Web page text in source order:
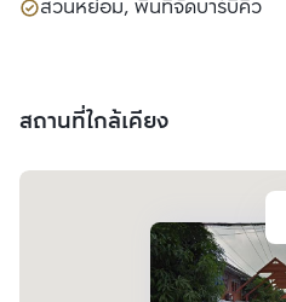
สวนหย่อม, พื้นที่จัดบาร์บีคิว
สถานที่ใกล้เคียง